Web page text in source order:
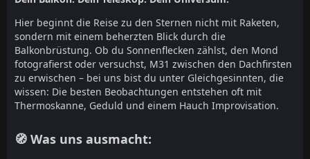
Hier beginnt die Reise zu den Sternen nicht mit Raketen,
sondern mit einem beherzten Blick durch die
Balkonbrüstung. Ob du Sonnenflecken zählst, den Mond
fotografierst oder versuchst, M31 zwischen den Dachfirsten
zu erwischen – bei uns bist du unter Gleichgesinnten, die
wissen: Die besten Beobachtungen entstehen oft mit
Thermoskanne, Geduld und einem Hauch Improvisation.
🧭 Was uns ausmacht: